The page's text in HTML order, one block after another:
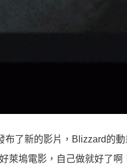
了新的影片，Blizzard的
萊塢電影，自己做就好了啊